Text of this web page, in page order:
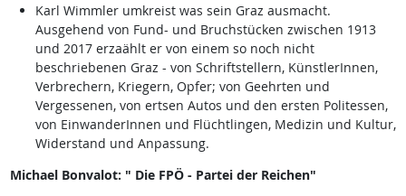
Karl Wimmler umkreist was sein Graz ausmacht.
Ausgehend von Fund- und Bruchstücken zwischen 1913
und 2017 erzaählt er von einem so noch nicht
beschriebenen Graz - von Schriftstellern, KünstlerInnen,
Verbrechern, Kriegern, Opfer; von Geehrten und
Vergessenen, von ertsen Autos und den ersten Politessen,
von EinwanderInnen und Flüchtlingen, Medizin und Kultur,
Widerstand und Anpassung.
Michael Bonvalot: " Die FPÖ - Partei der Reichen"